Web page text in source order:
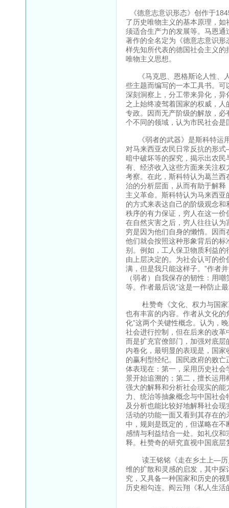
《德意志意识形态》创作于
了历史唯物主义的基本原理，
须适合生产力的发展等。马恩
著作的全名定为《德意志意识
样先知所代表的德国社会主义
唯物主义思想。
《马克思、恩格斯论人性、人
些主题而编写的一本工具书。可
深刻洞察上，分工带来异化，
之上始终凌驾着国家的权威，
专政。因而无产阶级的解放，
个不同的领域，认为市民社会
《弱者的武器》是斯科特运用
对马来西亚农民日常反抗的形
暗中破坏等的探究，揭示出农
有、经济收入这些方面来关注
考察。在此，斯科特认为葛兰西
治的分析层面，从而有助于解
主义革命。斯科特认为马来西
的方式来表达自己的阶级观念
秩序的有力保证，穷人在这一
在自然灾害之后，穷人往往认
穷是因为他们自身的懒惰。因
他们就会按照这种形象背后的
别。例如，工人保卫物质利益
由上层决定的。为社会认可的
满，但是我只能这样子。”作者
（弱者）自我保存的韧性：用
等。作者最后说“这是一种防止
杜赞奇《文化、权力与国家
也有丰富的内容。作者从文化的
化”这两个关键性概念。认为，
社会进行控制，但在后来的改
而是扩充官僚部门，加强对底
内卷化，最明显的表现是，国
的赢利型经纪。国民政府的败
体表现在：第一，采用历史社
景开始追溯的；第二，擅长运用
强大的解释和分析社会现实的
力、统治等抽象概念与中国社
及分析也能比较好地解释社会
活动的功能一面又看到其存在
中，规则是既定的，但谋略在
感情与利益结合一处。如礼仪
释。杜赞奇的研究直视中国底
读王铭铭《走在乡土上—历史
维的扩散和灵感的启发，其中探
究，又具备一种国家和历史的
历史相勾连。阎云翔《私人生